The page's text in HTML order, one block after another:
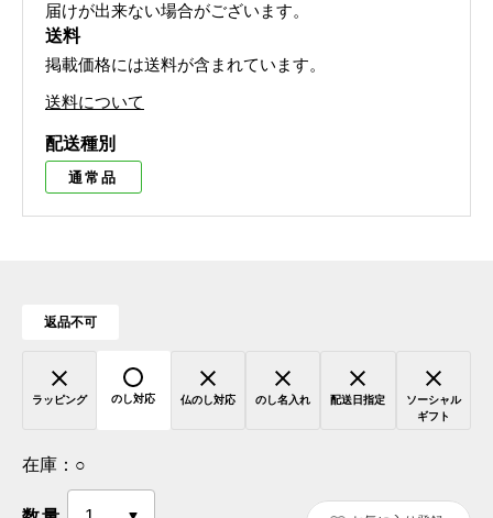
届けが出来ない場合がございます。
送料
掲載価格には送料が含まれています。
送料について
配送種別
通常品
返品不可
ラッピング のし対応 仏のし対応 のし名入れ 配送日指定
ソーシャル
ギフト
在庫： ○